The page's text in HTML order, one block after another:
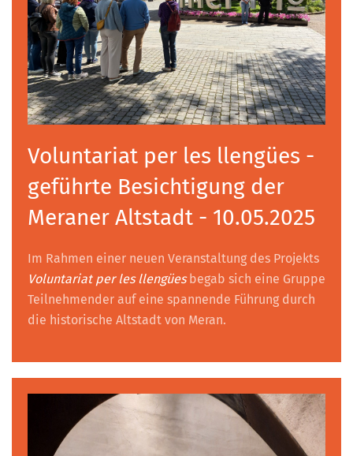
Voluntariat per les llengües -
geführte Besichtigung der
Meraner Altstadt - 10.05.2025
Im Rahmen einer neuen Veranstaltung des Projekts
Voluntariat per les llengüesbegab sich eine Gruppe
Teilnehmender auf eine spannende Führung durch
die historische Altstadt von Meran.